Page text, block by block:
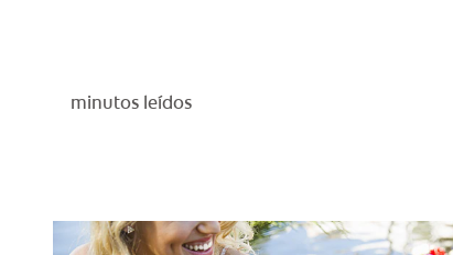
minutos leídos